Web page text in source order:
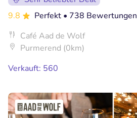
9.8
Perfekt • 738 Bewertungen
Café Aad de Wolf
Purmerend (0km)
Verkauft: 560